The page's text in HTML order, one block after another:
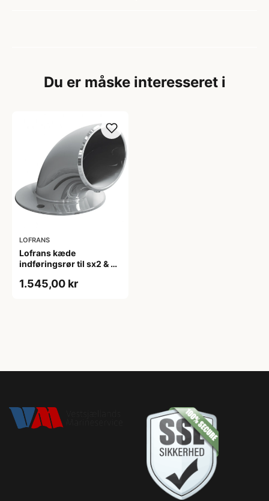
Du er måske interesseret i
LOFRANS
Lofrans kæde
indføringsrør til sx2 & 3
1.545,00 kr